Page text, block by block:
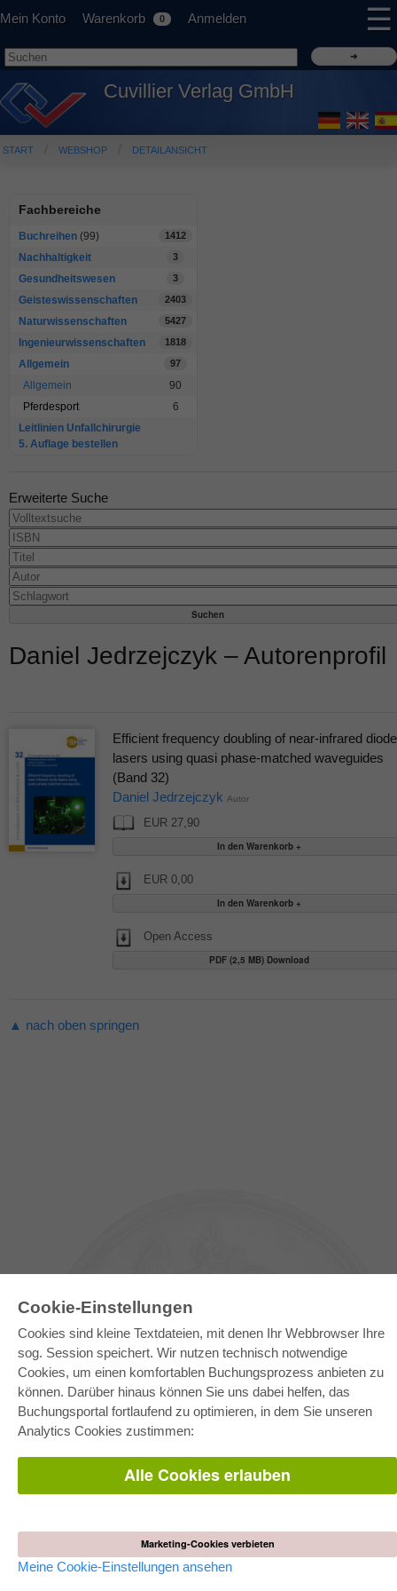
Cookie-Einstellungen
Cookies sind kleine Textdateien, mit denen Ihr Webbrowser Ihre
sog. Session speichert. Wir nutzen technisch notwendige
Cookies, um einen komfortablen Buchungsprozess anbieten zu
können. Darüber hinaus können Sie uns dabei helfen, das
Buchungsportal fortlaufend zu optimieren, in dem Sie unseren
Analytics Cookies zustimmen:
Alle Cookies erlauben
Marketing-Cookies verbieten
Meine Cookie-Einstellungen ansehen
Mein Konto Warenkorb 0 Anmelden ☰
Cuvillier Verlag GmbH
START WEBSHOP DETAILANSICHT
Fachbereiche
Buchreihen (99) 1412
Nachhaltigkeit 3
Gesundheitswesen 3
Geisteswissenschaften 2403
Naturwissenschaften 5427
Ingenieurwissenschaften 1818
Allgemein 97
Allgemein
90
Pferdesport
6
Leitlinien Unfallchirurgie
5. Auflage bestellen
Erweiterte Suche
Daniel Jedrzejczyk – Autorenprofil
Efficient frequency doubling of near-infrared diode
lasers using quasi phase-matched waveguides
(Band 32)
Daniel Jedrzejczyk Autor
EUR 27,90
EUR 0,00
Open Access
PDF (2,5 MB) Download
▲ nach oben springen
E-COLLECTION
Gesamtpaket
Fachbereichspakete
Bereitstellung von E-Books
Häufig gestellte Fragen (FAQ)
AGB